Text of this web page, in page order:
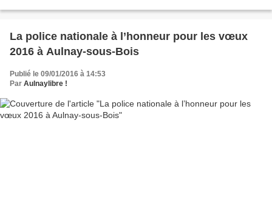
La police nationale à l’honneur pour les vœux
2016 à Aulnay-sous-Bois
Publié le 09/01/2016 à 14:53
Par Aulnaylibre !